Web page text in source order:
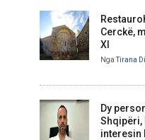
Cerckë,
XI
NgaTirana
Dy
Shqipëri,
interesin